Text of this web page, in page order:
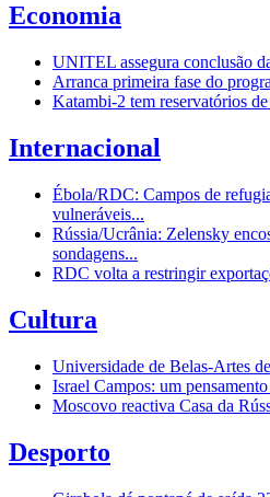
Economia
UNITEL assegura conclusão
Arranca primeira fase do
Katambi-2 tem reservatórios
Internacional
Ébola/RDC: Campos de
vulneráveis...
Rússia/Ucrânia: Zelensky
sondagens...
RDC volta a restringir
Cultura
Universidade de Belas-Artes
Israel Campos: um
Moscovo reactiva Casa da
Desporto